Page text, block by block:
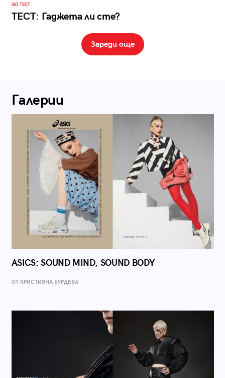
GO ТЕСТ
ТЕСТ: Гаджета ли сте?
Зареди още
Галерии
ASICS: SOUND MIND, SOUND BODY
ОТ КРИСТИЯНА БУРДЕВА